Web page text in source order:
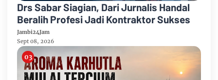
Drs Sabar Siagian, Dari Jurnalis Handal
Beralih Profesi Jadi Kontraktor Sukses
Jambi24Jam
Sept 08, 2026